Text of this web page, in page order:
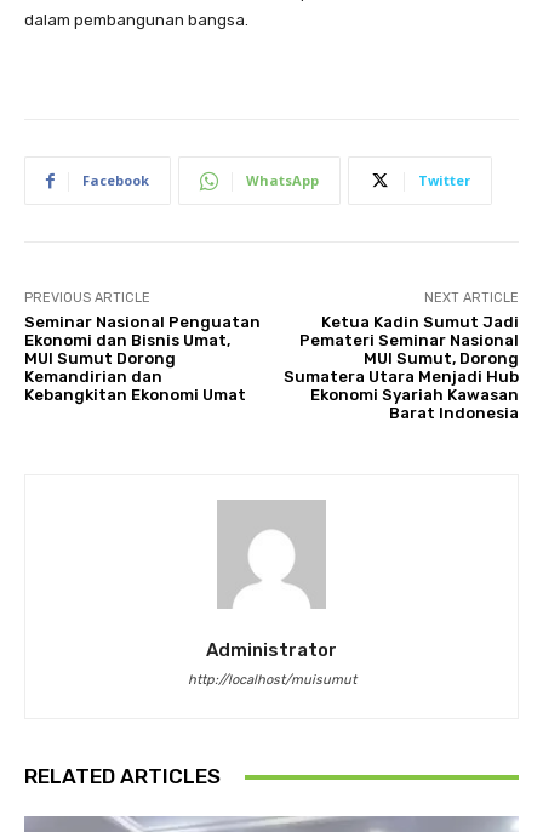
dalam pembangunan bangsa.
Facebook WhatsApp Twitter
PREVIOUS ARTICLE
Seminar Nasional Penguatan
Ekonomi dan Bisnis Umat,
MUI Sumut Dorong
Kemandirian dan
Kebangkitan Ekonomi Umat
NEXT ARTICLE
Ketua Kadin Sumut Jadi
Pemateri Seminar Nasional
MUI Sumut, Dorong
Sumatera Utara Menjadi Hub
Ekonomi Syariah Kawasan
Barat Indonesia
Administrator
http://localhost/muisumut
RELATED ARTICLES